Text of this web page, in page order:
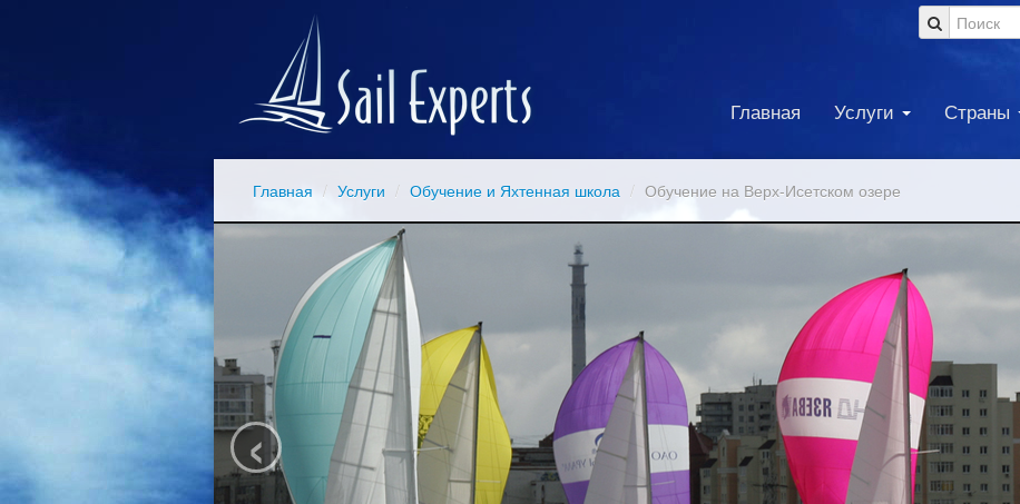
Главная Услуги Страны
Главная / Услуги / Обучение и Яхтенная школа / Обучение на Верх-Исетском озере
‹